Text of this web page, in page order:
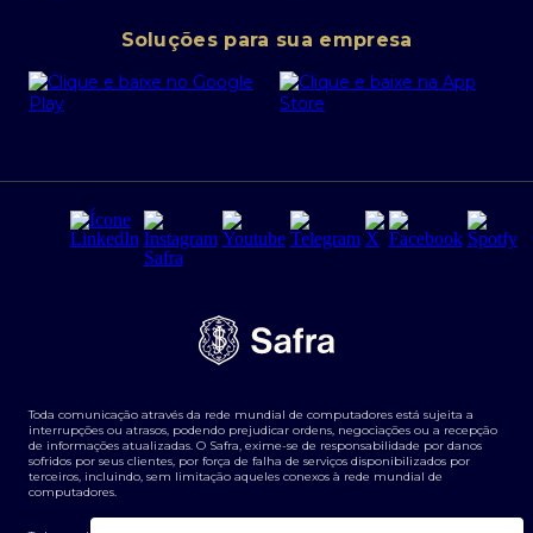
Portal da Privacidade
PRSAC
Regras e Parâmetros de Atuação Banco Safra
Segurança da Informação
Tarifas e serviços Pessoa Física
Transparência de remuneração
Termos e Condições para Portabilidade de Investimento
Cartão Safra Empresas
Empréstimo e financiamentos PJ
Derivativos
Agronegócios
Soluções para sua empresa
Toda comunicação através da rede mundial de computadores está sujeita a
interrupções ou atrasos, podendo prejudicar ordens, negociações ou a recepção
de informações atualizadas. O Safra, exime-se de responsabilidade por danos
sofridos por seus clientes, por força de falha de serviços disponibilizados por
terceiros, incluindo, sem limitação aqueles conexos à rede mundial de
computadores.